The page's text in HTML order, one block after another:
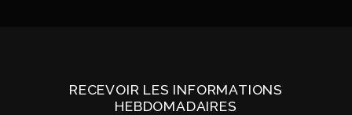
RECEVOIR LES INFORMATIONS
HEBDOMADAIRES